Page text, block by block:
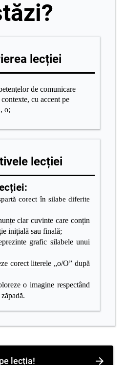
lecției
de comunicare
cu accent pe
o;
lecției
corect în silabe diferite
clar cuvinte care conțin
inițială sau finală;
grafic silabele unui
corect literele „o/O” după
o imagine respectând
lecția!